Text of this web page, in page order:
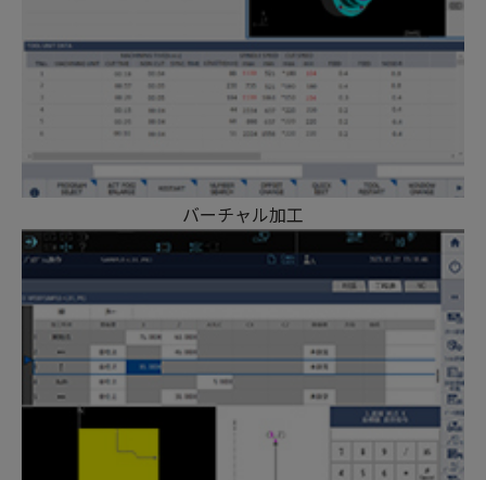
バーチャル加工